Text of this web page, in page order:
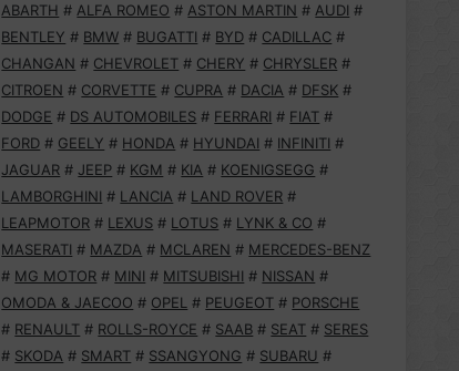
ABARTH # ALFA ROMEO # ASTON MARTIN # AUDI #
BENTLEY # BMW # BUGATTI # BYD # CADILLAC #
CHANGAN # CHEVROLET # CHERY # CHRYSLER #
CITROEN # CORVETTE # CUPRA # DACIA # DFSK #
DODGE # DS AUTOMOBILES # FERRARI # FIAT #
FORD # GEELY # HONDA # HYUNDAI # INFINITI #
JAGUAR # JEEP # KGM # KIA # KOENIGSEGG #
LAMBORGHINI # LANCIA # LAND ROVER #
LEAPMOTOR # LEXUS # LOTUS # LYNK & CO #
MASERATI # MAZDA # MCLAREN # MERCEDES-BENZ
# MG MOTOR # MINI # MITSUBISHI # NISSAN #
OMODA & JAECOO # OPEL # PEUGEOT # PORSCHE
# RENAULT # ROLLS-ROYCE # SAAB # SEAT # SERES
# SKODA # SMART # SSANGYONG # SUBARU #